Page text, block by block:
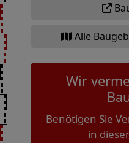
Alle
Wir
Benötigen Sie
in